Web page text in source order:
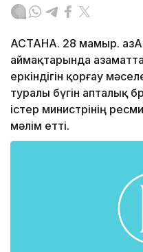
АСТАНА. 28 мамыр.
аймақтарында
еркіндігін қорғау
туралы бүгін апталық
істер министрінің
мәлім етті.